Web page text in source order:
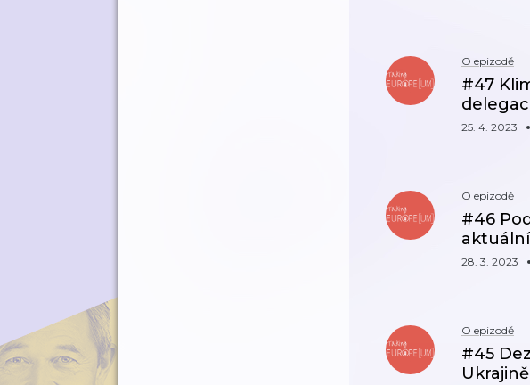
O epizodě
#47
25. 4. 2023
O epizodě
#46
28. 3. 2023
O epizodě
#45
Ukrajině